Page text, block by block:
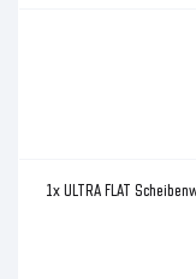
1x ULTRA FLAT